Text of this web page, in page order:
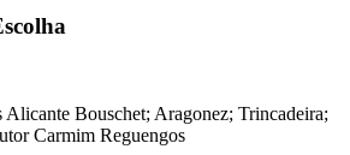
Alicante Bouschet; Aragonez; Trincadeira;
Carmim Reguengos